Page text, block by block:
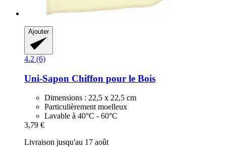
Ajouter
4.2 (6)
Uni-Sapon Chiffon pour le Bois
Dimensions : 22,5 x 22,5 cm
Particulièrement moelleux
Lavable à 40°C - 60°C
3,79 €
Livraison jusqu'au 17 août